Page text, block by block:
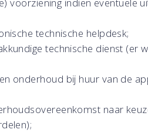
technische helpdesk;
technische dienst (er
onderhoud bij huur van de
naar